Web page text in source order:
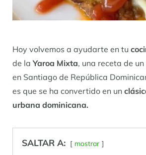
Hoy volvemos a ayudarte en tu
de laYaroa Mixta, una receta de un
en Santiago de República
es que se ha convertido en un
urbana dominicana.
SALTAR A: mostrar